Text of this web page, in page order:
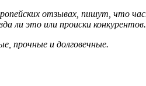
отзывах, пишут, что
ли это или происки
прочные и долговечные.